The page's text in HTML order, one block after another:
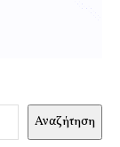
Αναζήτηση